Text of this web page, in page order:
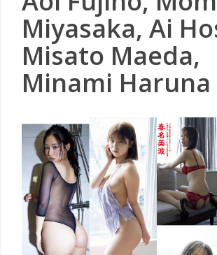
Miyasaka, Ai
Misato Maeda,
Minami Haruna